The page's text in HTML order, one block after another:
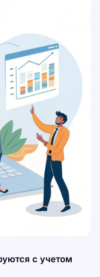
с учетом